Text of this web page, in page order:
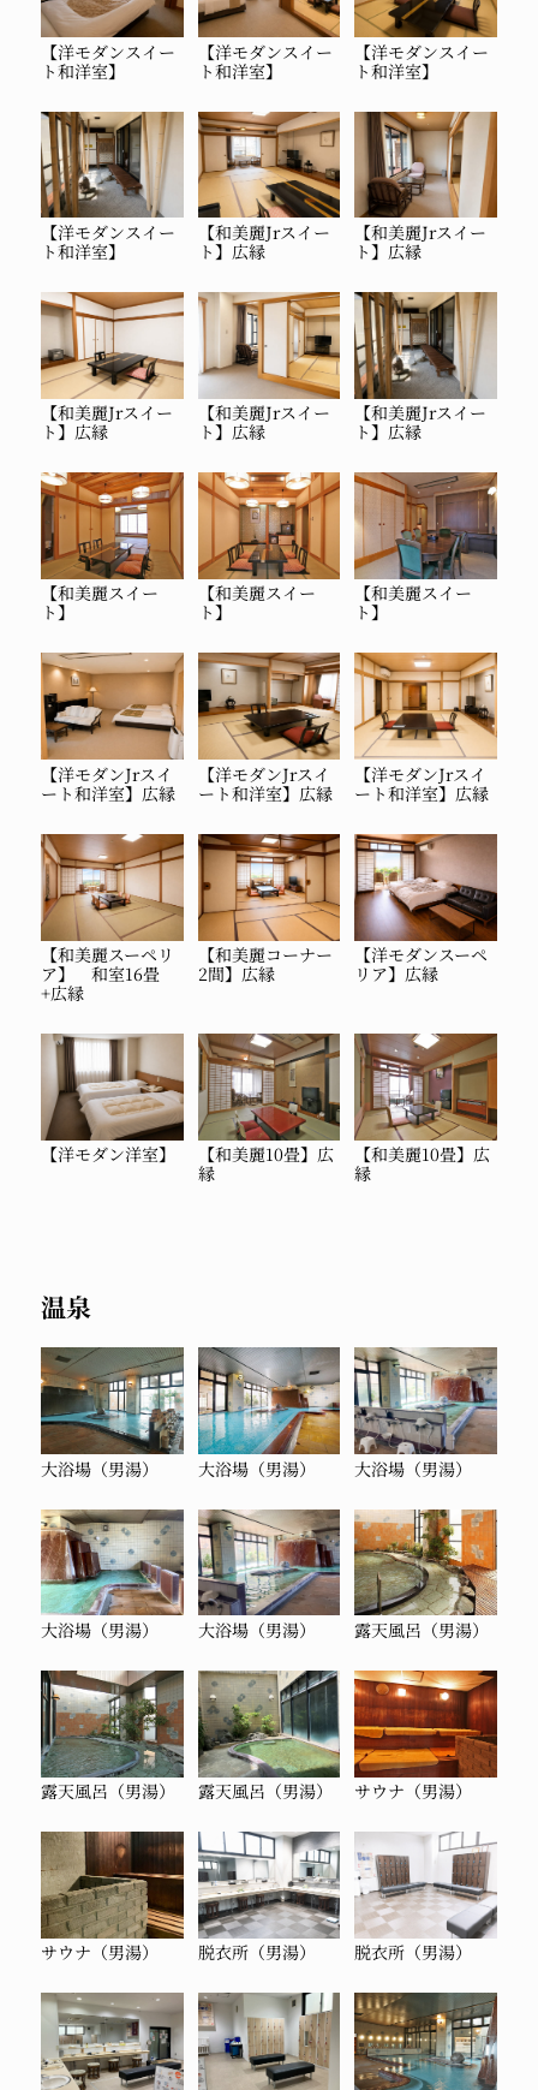
【洋モダンスイー
ト和洋室】
【洋モダンスイー
ト和洋室】
【洋モダンスイー
ト和洋室】
【洋モダンスイー
ト和洋室】
【和美麗Jrスイー
ト】 広縁
【和美麗Jrスイー
ト】 広縁
【和美麗Jrスイー
ト】 広縁
【和美麗Jrスイー
ト】 広縁
【和美麗Jrスイー
ト】 広縁
【和美麗スイー
ト】
【和美麗スイー
ト】
【和美麗スイー
ト】
【洋モダンJrスイ
ート和洋室】 広縁
【洋モダンJrスイ
ート和洋室】 広縁
【洋モダンJrスイ
ート和洋室】 広縁
【和美麗スーペリ
ア】
和室16畳
+広縁
【和美麗コーナー
2間】 広縁
【洋モダンスーペ
リア】 広縁
【洋モダン洋室】 【和美麗10畳】 広
縁
【和美麗10畳】 広
縁
温泉
大浴場（男湯） 大浴場（男湯） 大浴場（男湯）
大浴場（男湯） 大浴場（男湯） 露天風呂（男湯）
露天風呂（男湯） 露天風呂（男湯） サウナ（男湯）
サウナ（男湯） 脱衣所（男湯） 脱衣所（男湯）